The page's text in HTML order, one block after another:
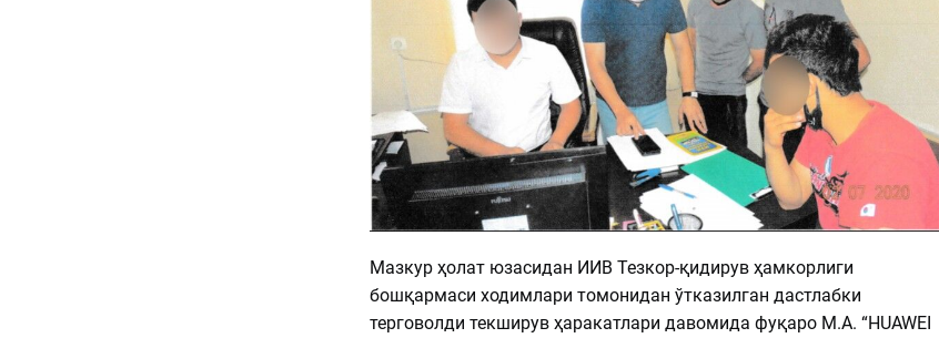
Мазкур ҳолат юзасидан ИИВ Тезкор-қидирув ҳамкорлиги
бошқармаси ходимлари томонидан ўтказилган дастлабки
терговолди текширув ҳаракатлари давомида фуқаро М.А. “HUAWEI